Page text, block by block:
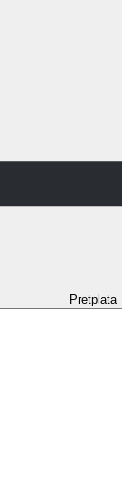
Pretplata